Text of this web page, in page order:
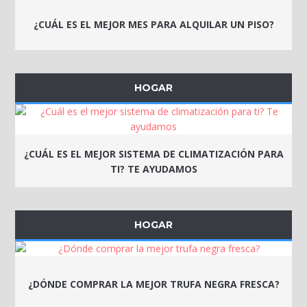
¿CUÁL ES EL MEJOR MES PARA ALQUILAR UN PISO?
HOGAR
¿CUÁL ES EL MEJOR SISTEMA DE CLIMATIZACIÓN PARA
TI? TE AYUDAMOS
HOGAR
¿DÓNDE COMPRAR LA MEJOR TRUFA NEGRA FRESCA?